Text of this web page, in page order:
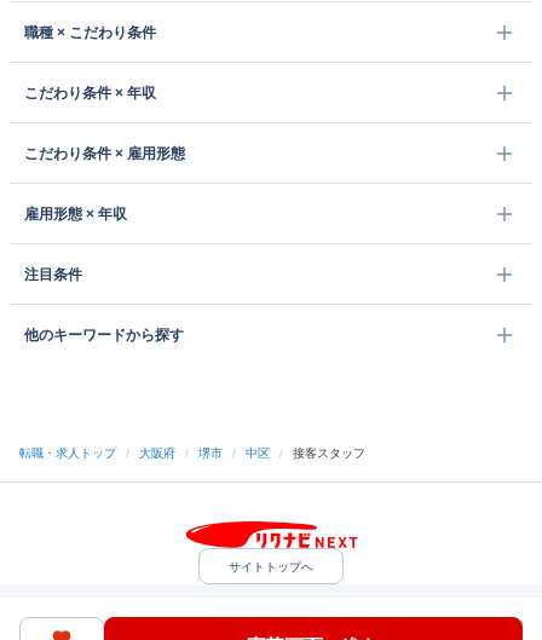
職種 × こだわり条件
こだわり条件 × 年収
こだわり条件 × 雇用形態
雇用形態 × 年収
注目条件
他のキーワードから探す
転職・求人トップ / 大阪府 / 堺市 / 中区 / 接客スタッフ
サイトトップへ
中途採用をご検討の企業様